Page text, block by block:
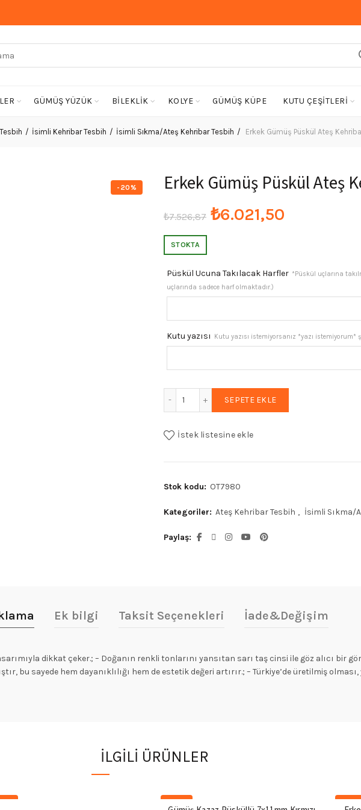
GÜMÜŞ YÜZÜK BİLEKLİK KOLYE GÜMÜŞ KÜPE KUTU ÇEŞİTLERİ
İsimli Kehribar Tesbih İsimli Sıkma/Ateş Kehribar Tesbih Erkek Gümüş Püskül Ateş
-20% Erkek Gümüş Püskül Ateş
₺7.526,87 Orijinal
₺7.526,87.
₺6.021,50
fiyat:
₺6.021,50.
STOKTA
Püskül Ucuna Takılacak Harfler *Püskül uçlarına
uçlarında sadece harf olmaktadır.)
Kutu yazısı Kutu yazısı istemiyorsanız *yazı
SEPETE EKLE
İstek listesine ekle
Stok kodu: OT7980
Kategoriler: Ateş Kehribar Tesbih , İsimli Sıkma/
Paylaş
Ek bilgi Taksit Seçenekleri İade&Değişim
dikkat çeker.; – Doğanın renkli tonlarını yansıtan sarı taş cinsi ile göz alıcı bir
bu sayede hem dayanıklılığı hem de estetik değeri artırır.; – Türkiye’de üretilmiş
İLGILI ÜRÜNLER